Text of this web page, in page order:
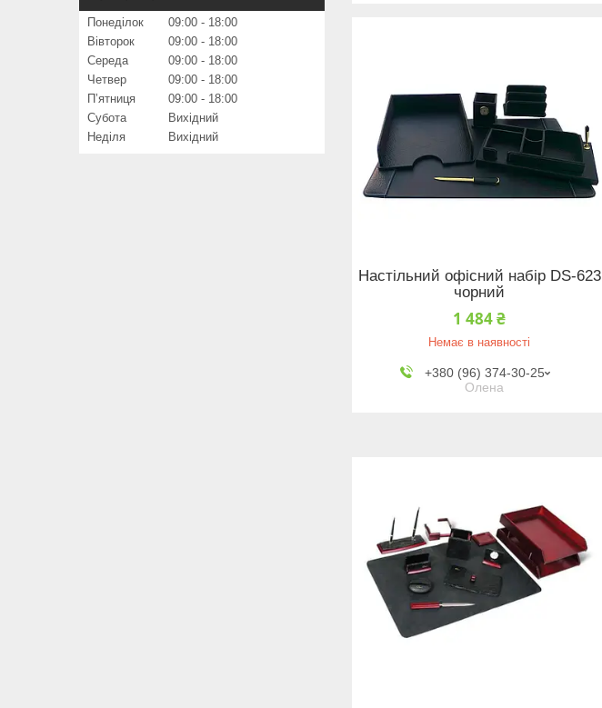
Настільний офісний набір DS-623
чорний
1 484 ₴
Немає в наявності
+380 (96) 374-30-25
Олена
Понеділок 09:00
18:00
Вівторок
09:00
18:00
Середа
09:00
18:00
Четвер
09:00
18:00
Пʼятниця
09:00
18:00
Субота
Вихідний
Неділя
Вихідний